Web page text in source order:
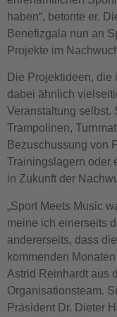
haben“, betonte er.
Benefizgala nun an
Projekte im
Die Projektideen, die
dabei ähnlich
Veranstaltung selbst.
Trampolinen,
Bezuschussung von
Trainingslagern oder
in Zukunft der
„Sport Meets Music
meine ich einerseits
andererseits, dass
kommenden
Astrid Reinhardt aus
Organisationsteam.
Präsident Dr. Dieter